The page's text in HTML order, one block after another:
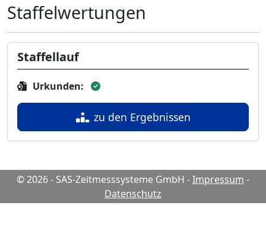
Staffelwertungen
Staffellauf
Urkunden:
zu den Ergebnissen
© 2026 - SAS-Zeitmesssysteme GmbH -Impressum -
Datenschutz